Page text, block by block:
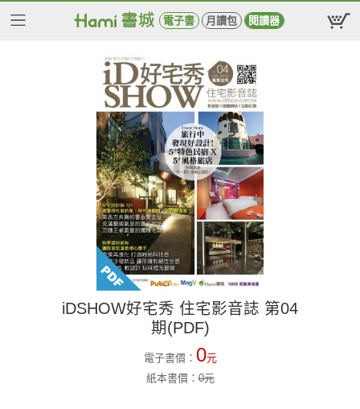
電子書 月讀包 閱讀器
iDSHOW好宅秀 住宅影音誌 第04
期(PDF)
電子書價： 0元
紙本書價：0元